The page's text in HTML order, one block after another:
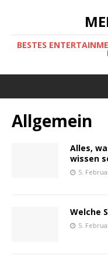
BESTES
Allgemein
Alles,
wissen
5.
Welche
5.